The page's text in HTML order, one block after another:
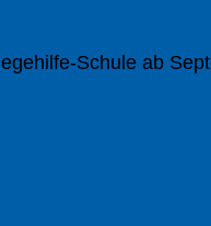
Schule ab